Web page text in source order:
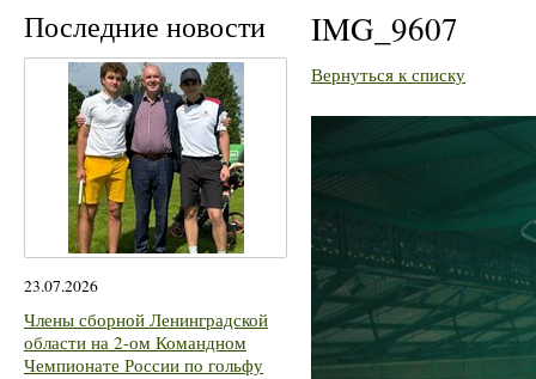
Последние новости
23.07.2026
Члены сборной Ленинградской
области на 2-ом Командном
Чемпионате России по гольфу
IMG_9607
Вернуться к списку